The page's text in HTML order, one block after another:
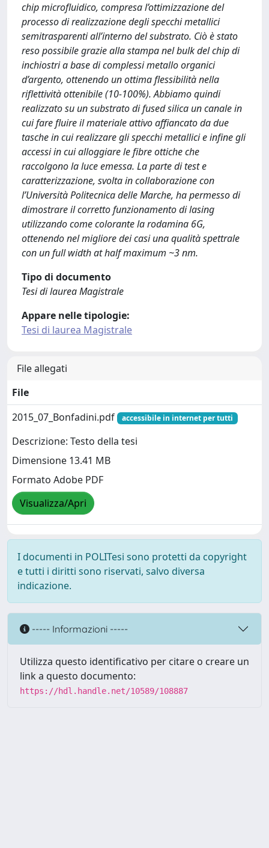
chip microfluidico, compresa l’ottimizzazione del
processo di realizzazione degli specchi metallici
semitrasparenti all’interno del substrato. Ciò è stato
reso possibile grazie alla stampa nel bulk del chip di
inchiostri a base di complessi metallo organici
d’argento, ottenendo un ottima flessibilità nella
riflettività ottenibile (10-100%). Abbiamo quindi
realizzato su un substrato di fused silica un canale in
cui fare fluire il materiale attivo affiancato da due
tasche in cui realizzare gli specchi metallici e infine gli
accessi in cui alloggiare le fibre ottiche che
raccolgono la luce emessa. La parte di test e
caratterizzazione, svolta in collaborazione con
l’Università Politecnica delle Marche, ha permesso di
dimostrare il corretto funzionamento di lasing
utilizzando come colorante la rodamina 6G,
ottenendo nel migliore dei casi una qualità spettrale
con un full width at half maximum ~3 nm.
Tipo di documento
Tesi di laurea Magistrale
Appare nelle tipologie:
Tesi di laurea Magistrale
File allegati
File
2015_07_Bonfadini.pdf
accessibile in internet per tutti
Descrizione: Testo della tesi
Dimensione 13.41 MB
Formato Adobe PDF
Visualizza/Apri
I documenti in POLITesi sono protetti da copyright
e tutti i diritti sono riservati, salvo diversa
indicazione.
----- Informazioni -----
Utilizza questo identificativo per citare o creare un
link a questo documento:
https://hdl.handle.net/10589/108887